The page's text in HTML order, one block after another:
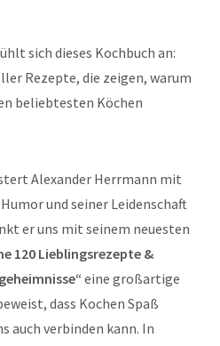
sich dieses Kochbuch an:
Rezepte, die zeigen, warum
beliebtesten Köchen
Alexander Herrmann mit
und seiner Leidenschaft
er uns mit seinem neuesten
120 Lieblingsrezepte &
eine großartige
dass Kochen Spaß
auch verbinden kann. In